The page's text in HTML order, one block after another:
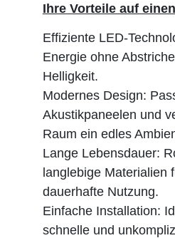
Ihre Vorteile auf
Effiziente LED-
Energie ohne
Helligkeit.
Modernes Design:
Akustikpaneelen und
Raum ein edles
Lange Lebensdauer:
langlebige Materialien
dauerhafte Nutzung.
Einfache Installation:
schnelle und